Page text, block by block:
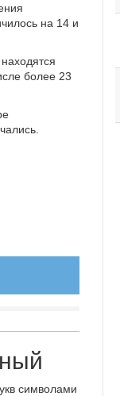
на 14 и
более 23
символами